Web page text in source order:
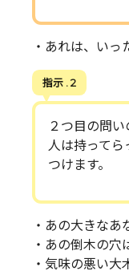
・あれは、いっ
指示 . 2
２つ目の問
人は持って
つけます。
・あの大きなあ
・あの倒木の穴
・気味の悪い大